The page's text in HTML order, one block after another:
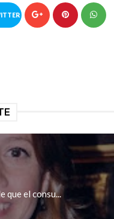
que el consu...